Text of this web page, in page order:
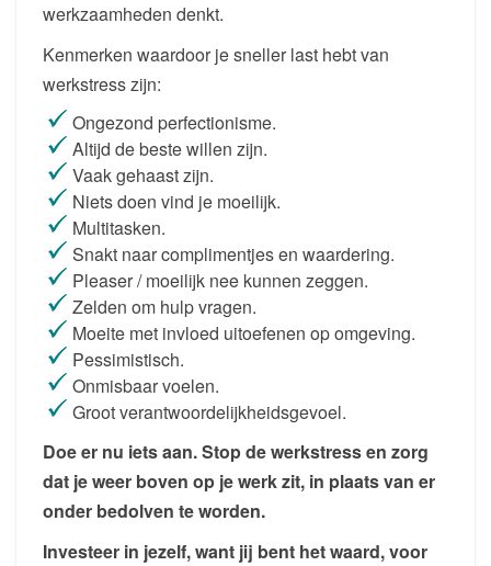
werkzaamheden denkt.
Kenmerken waardoor je sneller last hebt van
werkstress zijn:
Ongezond perfectionisme.
Altijd de beste willen zijn.
Vaak gehaast zijn.
Niets doen vind je moeilijk.
Multitasken.
Snakt naar complimentjes en waardering.
Pleaser / moeilijk nee kunnen zeggen.
Zelden om hulp vragen.
Moeite met invloed uitoefenen op omgeving.
Pessimistisch.
Onmisbaar voelen.
Groot verantwoordelijkheidsgevoel.
Doe er nu iets aan. Stop de werkstress en zorg
dat je weer boven op je werk zit, in plaats van er
onder bedolven te worden.
Investeer in jezelf, want jij bent het waard, voor